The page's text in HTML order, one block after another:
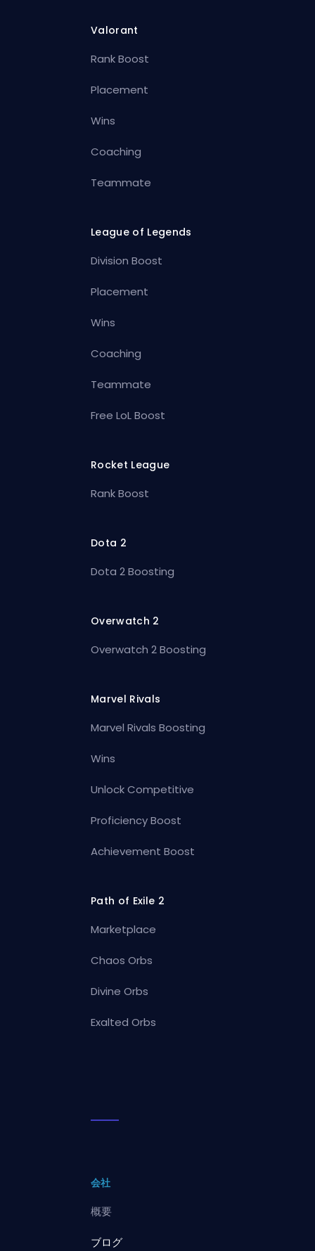
Valorant
Rank Boost
Placement
Wins
Coaching
Teammate
League of Legends
Division Boost
Placement
Wins
Coaching
Teammate
Free LoL Boost
Rocket League
Rank Boost
Dota 2
Dota 2 Boosting
Overwatch 2
Overwatch 2 Boosting
Marvel Rivals
Marvel Rivals Boosting
Wins
Unlock Competitive
Proficiency Boost
Achievement Boost
Path of Exile 2
Marketplace
Chaos Orbs
Divine Orbs
Exalted Orbs
会社
概要
ブログ